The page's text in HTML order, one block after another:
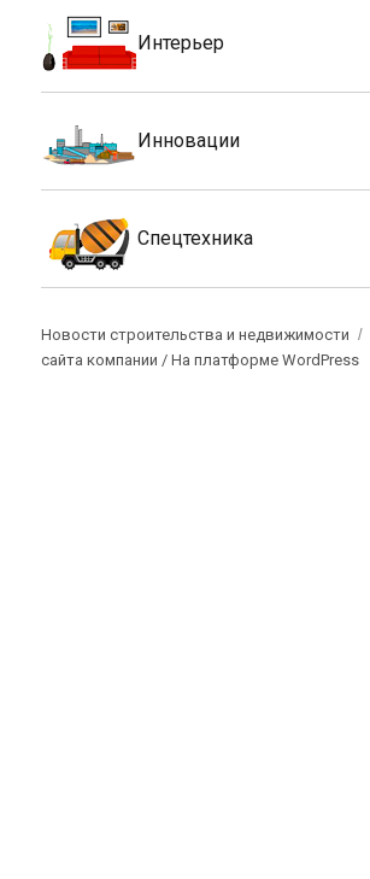
Интерьер
Инновации
Спецтехника
Новости строительства и недвижимости
сайта компании /На платформе WordPress